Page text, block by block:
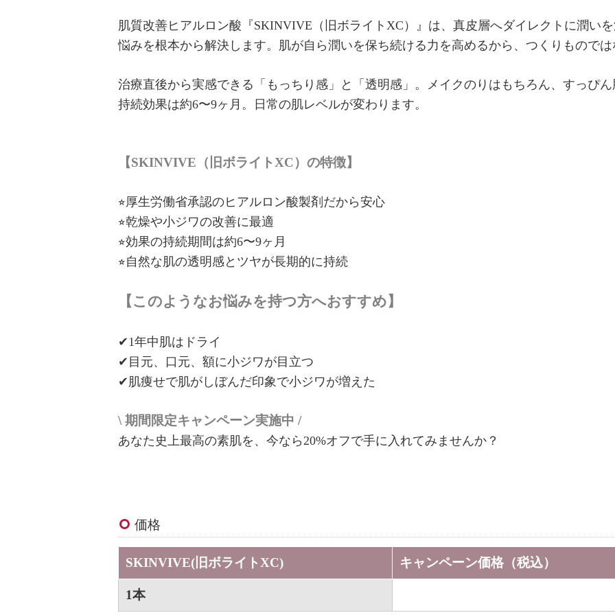
肌質改善ヒアルロン酸『SKINVIVE（旧ボライトXC）』は、真皮層へダイレクトに潤い
悩みを根本から解決します。肌が自ら潤いを保ち続ける力を高めるから、つくりものでは
治療直後から実感できる「もっちり感」と「透明感」。メイクのりはもちろん、すっぴん
持続効果は約6〜9ヶ月。日常の肌レベルが変わります。
【SKINVIVE（旧ボライトXC）の特徴】
⭐︎厚生労働省承認のヒアルロン酸製剤だから安心
⭐︎乾燥や小ジワの改善に最適
⭐︎効果の持続期間は約6〜9ヶ月
⭐︎自然な肌の透明感とツヤが長期的に持続
【このようなお悩みを持つ方へおすすめ】
✔1年中肌はドライ
✔目元、口元、額に小ジワが目立つ
✔肌痩せで肌がしぼんだ印象で小ジワが増えた
\ 期間限定キャンペーン実施中 /
あなた史上最高の素肌を、今なら20%オフで手に入れてみませんか？
価格
SKINVIVE(旧ボライトXC) キャンペーン価格（税込）
1本